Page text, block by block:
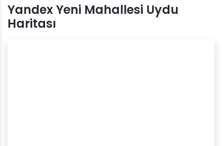
Yandex Yeni Mahallesi Uydu
Haritası